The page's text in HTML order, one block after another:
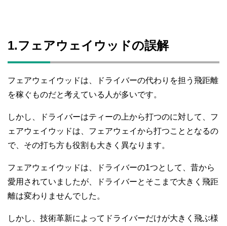
1.フェアウェイウッドの誤解
フェアウェイウッドは、ドライバーの代わりを担う飛距離
を稼ぐものだと考えている人が多いです。
しかし、ドライバーはティーの上から打つのに対して、フ
ェアウェイウッドは、フェアウェイから打つこととなるの
で、その打ち方も役割も大きく異なります。
フェアウェイウッドは、ドライバーの1つとして、昔から
愛用されていましたが、ドライバーとそこまで大きく飛距
離は変わりませんでした。
しかし、技術革新によってドライバーだけが大きく飛ぶ様